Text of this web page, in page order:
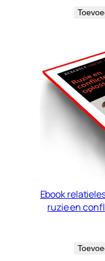
Ebook
ruzie en